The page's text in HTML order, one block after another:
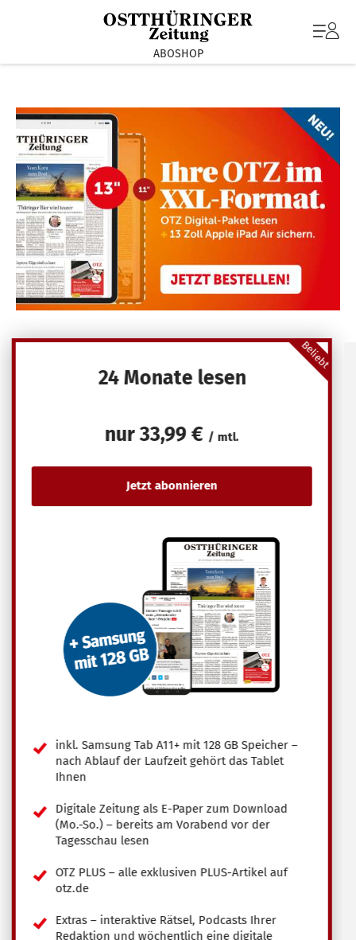
ABOSHOP
Beliebt
24 Monate lesen
nur33,99 € / mtl.
inkl. Samsung Tab A11+ mit 128 GB Speicher –
nach Ablauf der Laufzeit gehört das Tablet
Ihnen
Digitale Zeitung als E-Paper zum Download
(Mo.-So.) – bereits am Vorabend vor der
Tagesschau lesen
OTZ PLUS – alle exklusiven PLUS-Artikel auf
otz.de
Extras – interaktive Rätsel, Podcasts Ihrer
Redaktion und wöchentlich eine digitale